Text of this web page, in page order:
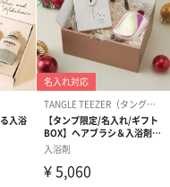
商品にのし風のカードを
あります。